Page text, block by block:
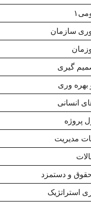
۱
سازمان
وزمان
گیری
بهره وری
انسانی
پروژه
مدیریت
و دستمزد
استراتژیک